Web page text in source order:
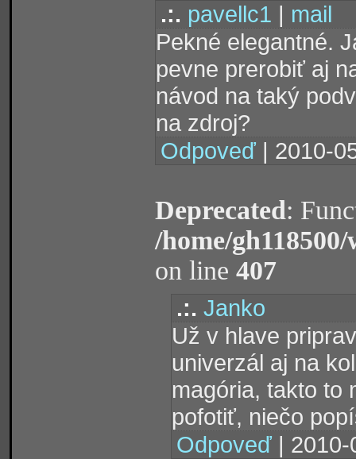
.:. pavellc1 | mail
Pekné elegantné.
pevne prerobiť aj
návod na taký
na zdroj?
Odpoveď | 2010-
Deprecated:
/home/
on line 407
.:. Janko
Už v hlave
univerzál aj na
magória, takto to
pofotiť, niečo
Odpoveď |